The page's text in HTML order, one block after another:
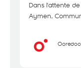
Dans l'attente
Aymen,